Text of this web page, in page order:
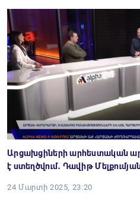
Արցախցիների արհեստական
է ստեղծվում․ Դավիթ
24 Մարտի 2025, 23:20